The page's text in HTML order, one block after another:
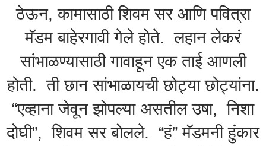
ठेऊन, कामासाठी शिवम सर आणि पवित्रा
मॅडम बाहेरगावी गेले होते. लहान लेकरं
सांभाळण्यासाठी गावाहून एक ताई आणली
होती. ती छान सांभाळायची छोट्या छोट्यांना.
“एव्हाना जेवून झोपल्या असतील उषा, निशा
दोघी”, शिवम सर बोलले. “हं” मॅडमनी हुंकार